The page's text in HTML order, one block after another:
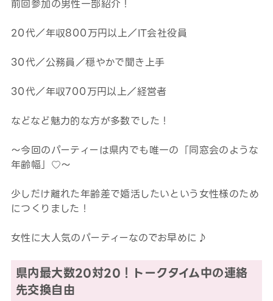
前回参加の男性一部紹介！
20代／年収800万円以上／IT会社役員
30代／公務員／穏やかで聞き上手
30代／年収700万円以上／経営者
などなど魅力的な方が多数でした！
～今回のパーティーは県内でも唯一の「同窓会のような
年齢幅」♡～
少しだけ離れた年齢差で婚活したいという女性様のため
につくりました！
女性に大人気のパーティーなのでお早めに♪
県内最大数20対20！トークタイム中の連絡
先交換自由